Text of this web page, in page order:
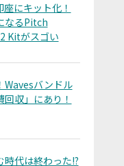
にキット化！
なるPitch
Kitがスゴい
Wavesバンドル
収」にあり！
時代は終わった!?